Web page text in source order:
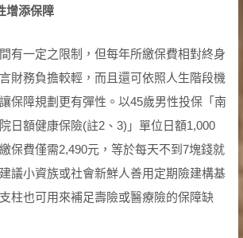
增添保障
有一定之限制，但每年所繳保費相對終身
財務負擔較輕，而且還可依照人生階段機
保障規劃更有彈性。以45歲男性投保「南
日額健康保險(註2、3)」單位日額1,000
保費僅需2,490元，等於每天不到7塊錢就
議小資族或社會新鮮人善用定期險建構基
柱也可用來補足壽險或醫療險的保障缺